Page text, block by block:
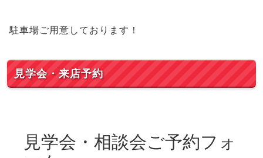
駐車場ご用意しております！
見学会・来店予約